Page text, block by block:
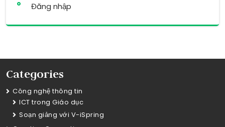
Đăng nhập
Categories
Công nghệ thông tin
ICT trong Giáo dục
Soạn giảng với V-iSpring